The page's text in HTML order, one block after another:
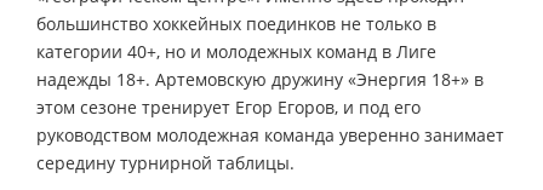
большинство хоккейных поединков не только в
категории 40+, но и молодежных команд в Лиге
надежды 18+. Артемовскую дружину «Энергия 18+» в
этом сезоне тренирует Егор Егоров, и под его
руководством молодежная команда уверенно занимает
середину турнирной таблицы.